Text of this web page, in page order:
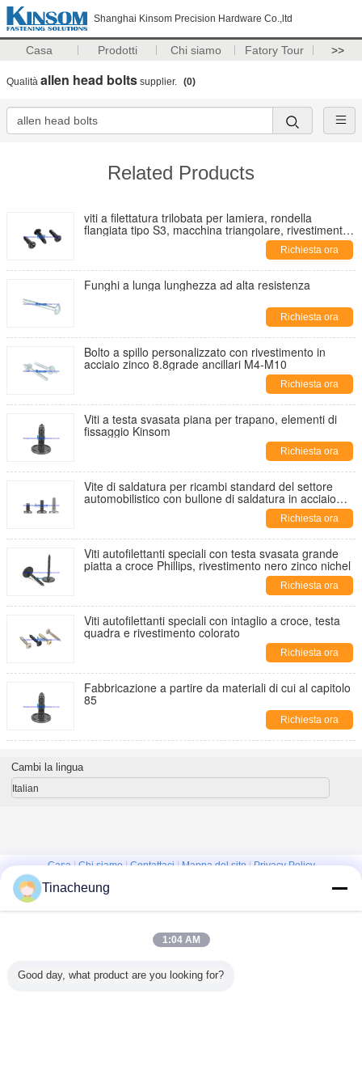
Shanghai Kinsom Precision Hardware Co.,ltd
Casa Prodotti Chi siamo Fatory Tour >>
Qualità allen head bolts supplier. (0)
Related Products
viti a filettatura trilobata per lamiera, rondella
flangiata tipo S3, macchina triangolare, rivestimento
in zinco nero, elementi di fissaggio personalizzati
Richiesta ora
Funghi a lunga lunghezza ad alta resistenza
Richiesta ora
Bolto a spillo personalizzato con rivestimento in
acciaio zinco 8.8grade ancillari M4-M10
Richiesta ora
Viti a testa svasata piana per trapano, elementi di
fissaggio Kinsom
Richiesta ora
Vite di saldatura per ricambi standard del settore
automobilistico con bullone di saldatura in acciaio
Richiesta ora
Viti autofilettanti speciali con testa svasata grande
piatta a croce Phillips, rivestimento nero zinco nichel
Richiesta ora
Viti autofilettanti speciali con intaglio a croce, testa
quadra e rivestimento colorato
Richiesta ora
Fabbricazione a partire da materiali di cui al capitolo
85
Richiesta ora
Cambi la lingua
Italian
Casa|Chi siamo|Contattaci|Mappa del sito|Privacy Policy
Tinacheung
1:04 AM
Good day, what product are you looking for?